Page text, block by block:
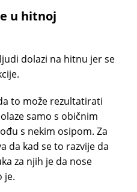
u hitnoj
dolazi na hitnu jer se
to može rezultatirati
samo s običnim
s nekim osipom. Za
da kad se to razvije da
za njih je da nose
je.